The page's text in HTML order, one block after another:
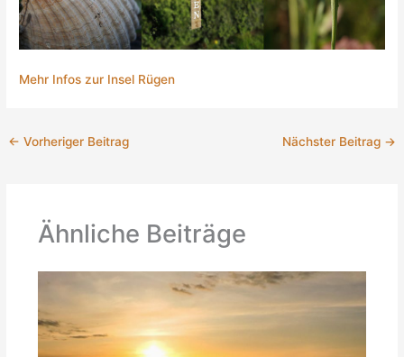
Mehr Infos zur Insel Rügen
← Vorheriger Beitrag Nächster Beitrag →
Ähnliche Beiträge